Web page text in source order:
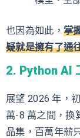
也因為如此， 掌
疑就是擁有了通
2. Python AI
展望 2026 年，
萬-8 萬之間，換
品集，百萬年薪